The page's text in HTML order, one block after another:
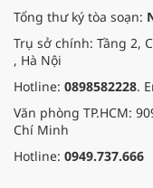
Tổng thư ký tòa soạn:
Trụ sở chính: Tầng 2,
, Hà Nội
Hotline: 0898582228.
Văn phòng TP.HCM:
Chí Minh
Hotline: 0949.737.666